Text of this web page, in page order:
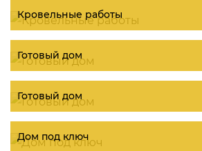
Кровельные работы
Готовый дом
Готовый дом
Дом под ключ